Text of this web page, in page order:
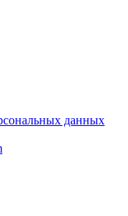
данных